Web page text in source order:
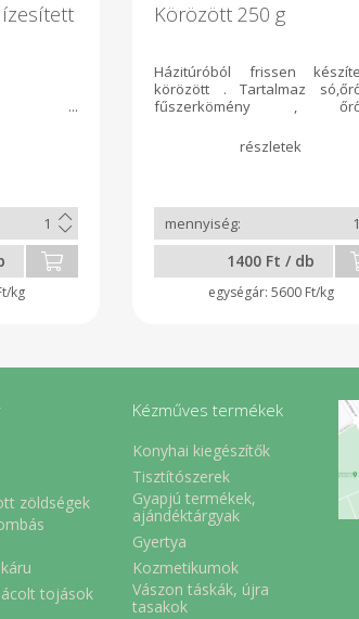
ízesített
kg
Körözött 250 g
Házitúróból frissen
körözött . Tartalmaz
fűszerkömény ,
1400 Ft / db
5600 Ft/kg
zöldségek
tojások
Kézműves termékek
Konyhai kiegészítők
Tisztítószerek
Gyapjú termékek,
ajándéktárgyak
Gyertya
Kozmetikumok
Vászon táskák, újra
tasakok